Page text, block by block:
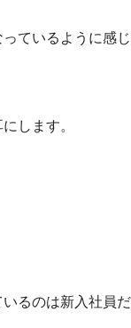
ているように感じ
します。
るのは新入社員だ